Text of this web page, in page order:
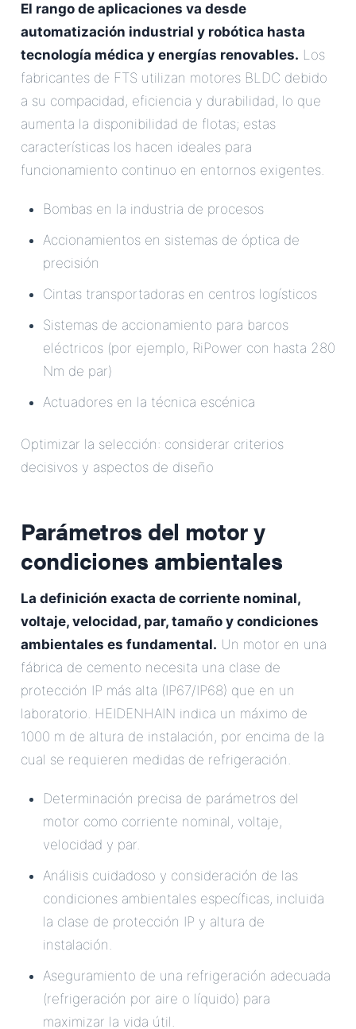
El rango de aplicaciones va desde
automatización industrial y robótica hasta
tecnología médica y energías renovables. Los
fabricantes de FTS utilizan motores BLDC debido
a su compacidad, eficiencia y durabilidad, lo que
aumenta la disponibilidad de flotas; estas
características los hacen ideales para
funcionamiento continuo en entornos exigentes.
Bombas en la industria de procesos
Accionamientos en sistemas de óptica de
precisión
Cintas transportadoras en centros logísticos
Sistemas de accionamiento para barcos
eléctricos (por ejemplo, RiPower con hasta 280
Nm de par)
Actuadores en la técnica escénica
Optimizar la selección: considerar criterios
decisivos y aspectos de diseño
Parámetros del motor y
condiciones ambientales
La definición exacta de corriente nominal,
voltaje, velocidad, par, tamaño y condiciones
ambientales es fundamental. Un motor en una
fábrica de cemento necesita una clase de
protección IP más alta (IP67/IP68) que en un
laboratorio. HEIDENHAIN indica un máximo de
1000 m de altura de instalación, por encima de la
cual se requieren medidas de refrigeración.
Determinación precisa de parámetros del
motor como corriente nominal, voltaje,
velocidad y par.
Análisis cuidadoso y consideración de las
condiciones ambientales específicas, incluida
la clase de protección IP y altura de
instalación.
Aseguramiento de una refrigeración adecuada
(refrigeración por aire o líquido) para
maximizar la vida útil.